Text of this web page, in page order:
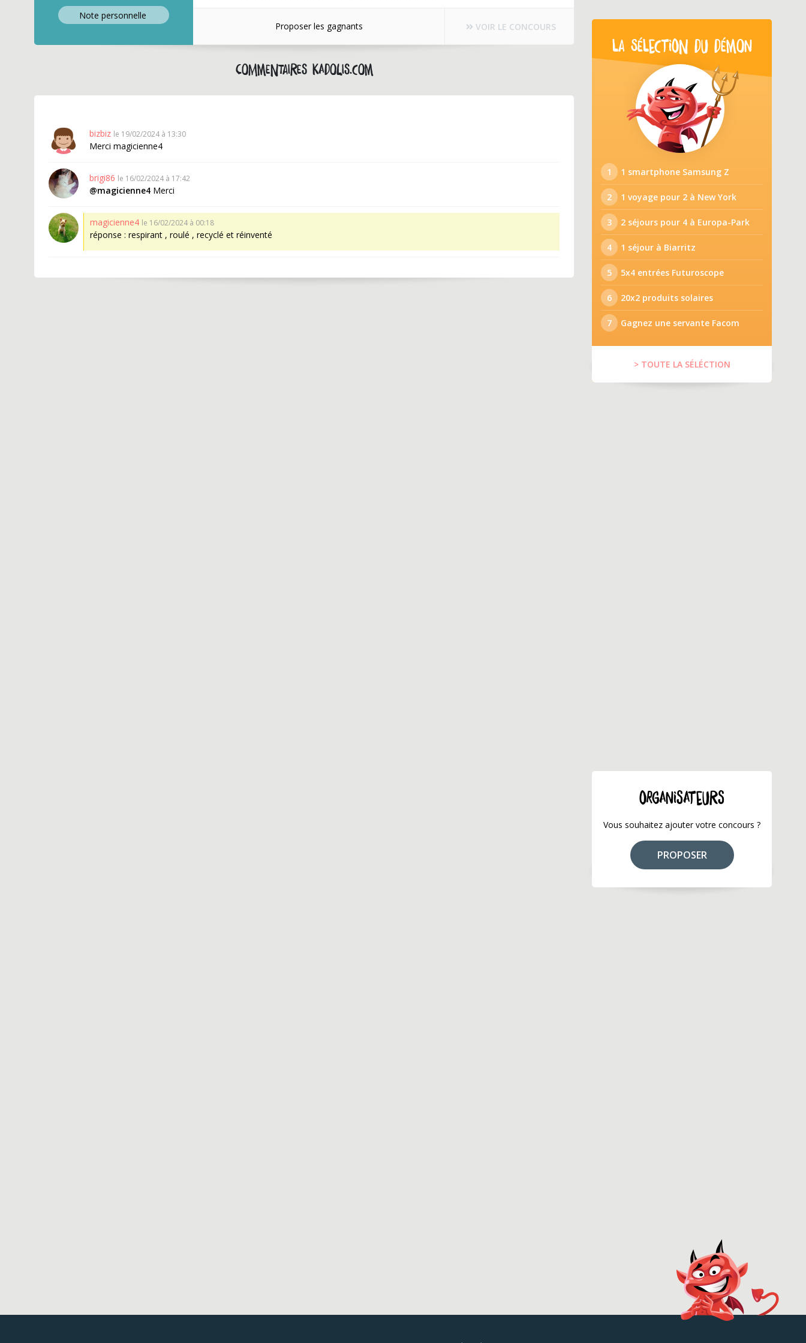
Note personnelle
Proposer les gagnants VOIR LE CONCOURS
Commentaires kadolis.com
bizbiz le 19/02/2024 à 13:30
Merci magicienne4
brigi86 le 16/02/2024 à 17:42
@magicienne4 Merci
magicienne4 le 16/02/2024 à 00:18
réponse : respirant , roulé , recyclé et réinventé
LA SÉLECTION DU DÉMON
1 1 smartphone Samsung Z
2 1 voyage pour 2 à New York
3 2 séjours pour 4 à Europa-Park
4 1 séjour à Biarritz
5 5x4 entrées Futuroscope
6 20x2 produits solaires
7 Gagnez une servante Facom
> TOUTE LA SÉLÉCTION
ORGANISATEURS
Vous souhaitez ajouter votre concours ?
PROPOSER